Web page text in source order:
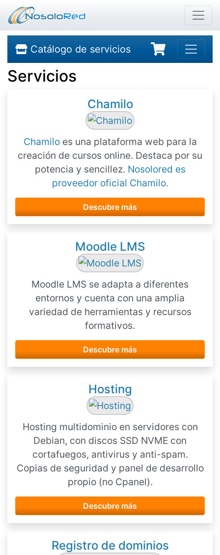
Catálogo de servicios
Servicios
Chamilo
Chamiloes una plataforma web para la
creación de cursos online. Destaca por su
potencia y sencillez. Nosolored es
proveedor oficial Chamilo.
Descubre más
Moodle LMS
Moodle LMS se adapta a diferentes
entornos y cuenta con una amplia
variedad de herramientas y recursos
formativos.
Descubre más
Hosting
Hosting multidominio en servidores con
Debian, con discos SSD NVME con
cortafuegos, antivirus y anti-spam.
Copias de seguridad y panel de desarrollo
propio (no Cpanel).
Descubre más
Registro de dominios